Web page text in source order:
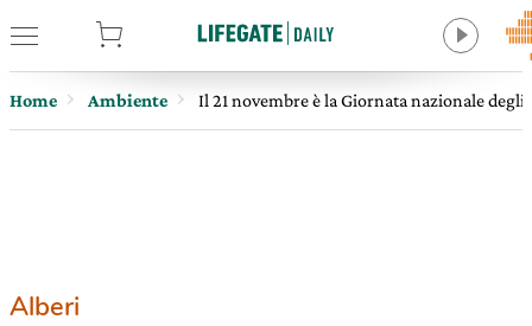
Home Ambiente Il 21 novembre è la Giornata nazionale degli
Alberi